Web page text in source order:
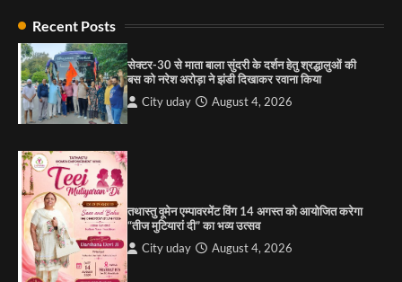
4
1
2
पारस हेल्थ पंचकूला ने ‘तिरंगा यात्रा 2025’ का हरियाणा से
कश्मीर तक किया आगाज़, राष्ट्रीय एकता को मिलेगा नया
आयाम
Recent Posts
सेक्टर-30 से माता बाला सुंदरी के दर्शन हेतु श्रद्धालुओं की
बस को नरेश अरोड़ा ने झंडी दिखाकर रवाना किया
City uday August 4, 2026
तथास्तु वूमेन एम्पावरमेंट विंग 14 अगस्त को आयोजित करेगा
“तीज मुटियारां दी” का भव्य उत्सव
City uday August 4, 2026